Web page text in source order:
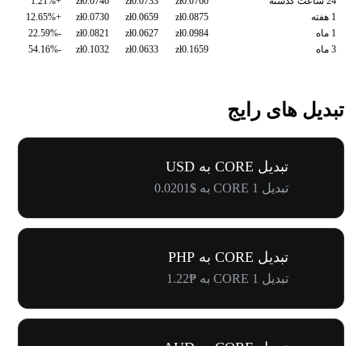
1 هفته
zł0.0875
zł0.0659
zł0.0730
+12.65%
1 ماه
zł0.0984
zł0.0627
zł0.0821
-22.59%
3 ماه
zł0.1659
zł0.0633
zł0.1032
-54.16%
تبدیل های رایج
تبدیل CORE به USD
تبدیل 1 CORE به $0.0201
تبدیل CORE به PHP
تبدیل 1 CORE به ₱1.22